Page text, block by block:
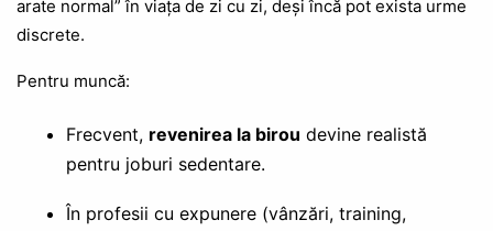
arate normal” în viața de zi cu zi, deși încă pot exista urme
discrete.
Pentru muncă:
Frecvent, revenirea la birou devine realistă
pentru joburi sedentare.
În profesii cu expunere (vânzări, training,